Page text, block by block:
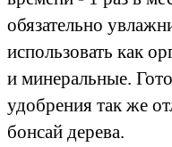
обязательно
использовать как
и минеральные.
удобрения так же
бонсай дерева.